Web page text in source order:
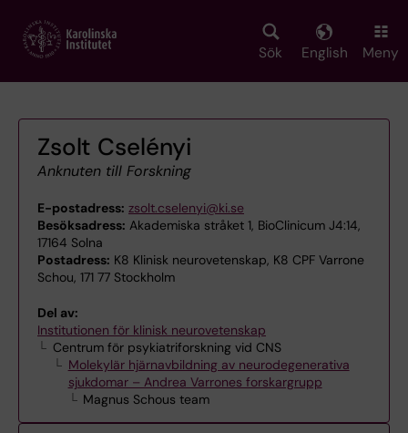
main
Sök English Meny
Zsolt Cselényi
Anknuten till Forskning
E-postadress: zsolt.cselenyi@ki.se
Besöksadress: Akademiska stråket 1, BioClinicum J4:14,
17164 Solna
Postadress: K8 Klinisk neurovetenskap, K8 CPF Varrone
Schou, 171 77 Stockholm
Del av:
Institutionen för klinisk neurovetenskap
Centrum för psykiatriforskning vid CNS
Molekylär hjärnavbildning av neurodegenerativa
sjukdomar – Andrea Varrones forskargrupp
Magnus Schous team